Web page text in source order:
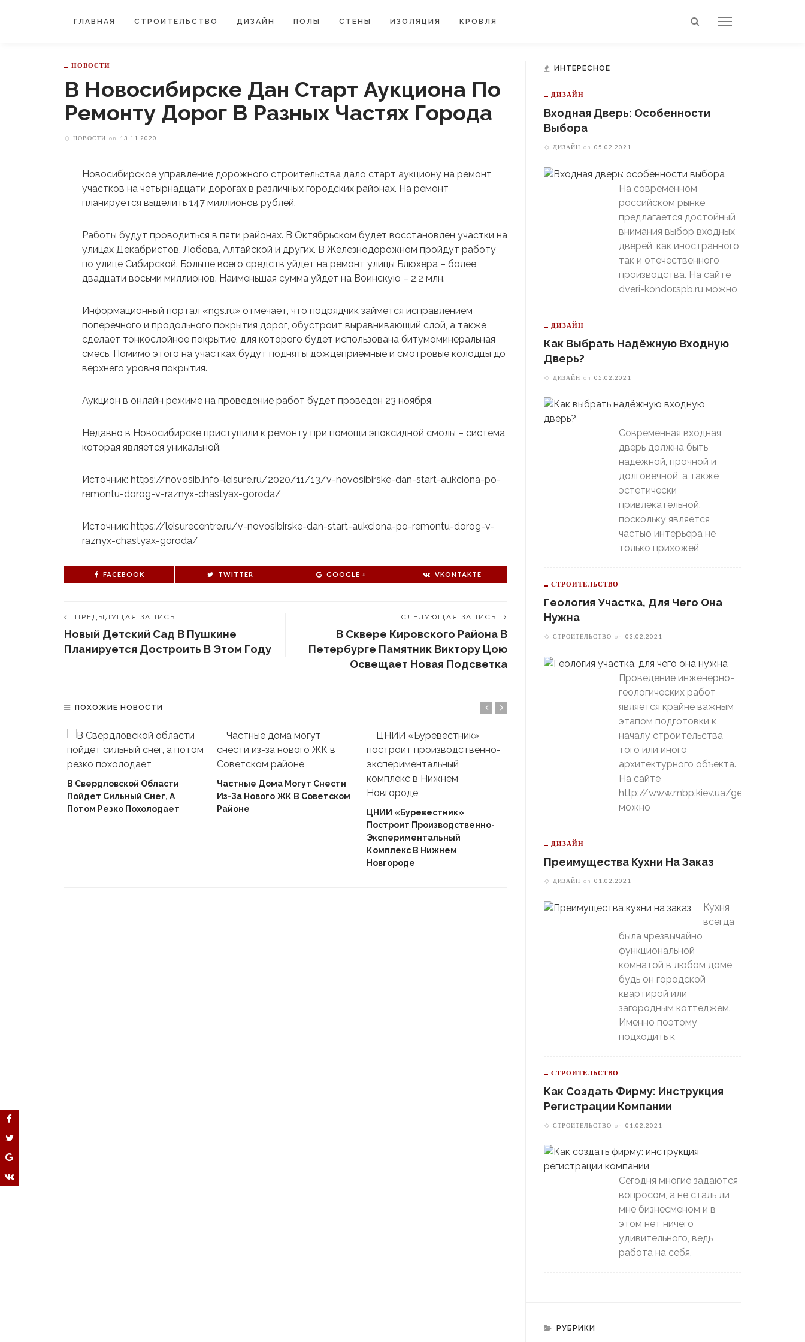
ГЛАВНАЯ СТРОИТЕЛЬСТВО ДИЗАЙН ПОЛЫ СТЕНЫ ИЗОЛЯЦИЯ КРОВЛЯ
НОВОСТИ
В Новосибирске Дан Старт Аукциона По
Ремонту Дорог В Разных Частях Города
НОВОСТИ on 13.11.2020
Новосибирское управление дорожного строительства дало старт аукциону на ремонт
участков на четырнадцати дорогах в различных городских районах. На ремонт
планируется выделить 147 миллионов рублей.
Работы будут проводиться в пяти районах. В Октябрьском будет восстановлен участки на
улицах Декабристов, Лобова, Алтайской и других. В Железнодорожном пройдут работу
по улице Сибирской. Больше всего средств уйдет на ремонт улицы Блюхера – более
двадцати восьми миллионов. Наименьшая сумма уйдет на Воинскую – 2,2 млн.
Информационный портал «ngs.ru» отмечает, что подрядчик займется исправлением
поперечного и продольного покрытия дорог, обустроит выравнивающий слой, а также
сделает тонкослойное покрытие, для которого будет использована битумоминеральная
смесь. Помимо этого на участках будут подняты дождеприемные и смотровые колодцы до
верхнего уровня покрытия.
Аукцион в онлайн режиме на проведение работ будет проведен 23 ноября.
Недавно в Новосибирске приступили к ремонту при помощи эпоксидной смолы – система,
которая является уникальной.
Источник: https://novosib.info-leisure.ru/2020/11/13/v-novosibirske-dan-start-aukciona-po-
remontu-dorog-v-raznyx-chastyax-goroda/
Источник: https://leisurecentre.ru/v-novosibirske-dan-start-aukciona-po-remontu-dorog-v-
raznyx-chastyax-goroda/
FACEBOOK TWITTER GOOGLE + VKONTAKTE
ПРЕДЫДУЩАЯ ЗАПИСЬ
Новый Детский Сад В Пушкине
Планируется Достроить В Этом Году
СЛЕДУЮЩАЯ ЗАПИСЬ
В Сквере Кировского Района В
Петербурге Памятник Виктору Цою
Освещает Новая Подсветка
ПОХОЖИЕ НОВОСТИ
В Свердловской Области
Пойдет Сильный Снег, А
Потом Резко Похолодает
Частные Дома Могут Снести
Из-За Нового ЖК В Советском
Районе
ЦНИИ «Буревестник»
Построит Производственно-
Экспериментальный
Комплекс В Нижнем
Новгороде
«Автомобилист» Вышел В
Пойдет Сильный Снег, А
ИНТЕРЕСНОЕ
ДИЗАЙН
Входная Дверь: Особенности
Выбора
ДИЗАЙН on 05.02.2021
На современном
российском рынке
предлагается достойный
внимания выбор входных
дверей, как иностранного,
так и отечественного
производства. На сайте
dveri-kondor.spb.ru можно
ДИЗАЙН
Как Выбрать Надёжную Входную
Дверь?
ДИЗАЙН on 05.02.2021
Современная входная
дверь должна быть
надёжной, прочной и
долговечной, а также
эстетически
привлекательной,
поскольку является
частью интерьера не
только прихожей,
СТРОИТЕЛЬСТВО
Геология Участка, Для Чего Она
Нужна
СТРОИТЕЛЬСТВО on 03.02.2021
Проведение инженерно-
геологических работ
является крайне важным
этапом подготовки к
началу строительства
того или иного
архитектурного объекта.
На сайте
http://www.mbp.kiev.ua/geology
можно
ДИЗАЙН
Преимущества Кухни На Заказ
ДИЗАЙН on 01.02.2021
Кухня
всегда
была чрезвычайно
функциональной
комнатой в любом доме,
будь он городской
квартирой или
загородным коттеджем.
Именно поэтому
подходить к
СТРОИТЕЛЬСТВО
Как Создать Фирму: Инструкция
Регистрации Компании
СТРОИТЕЛЬСТВО on 01.02.2021
Сегодня многие задаются
вопросом, а не сталь ли
мне бизнесменом и в
этом нет ничего
удивительного, ведь
работа на себя,
РУБРИКИ